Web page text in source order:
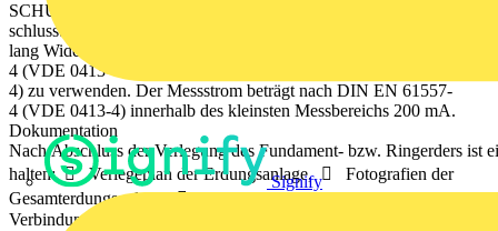
Signify
SCHUTZMASSNAHMEN 3 95
schlussteilen durchgeführt werden. Die Messungen mussten bis-
lang Widerstandswerte ≤ 1 Ω aufweisen. In der neuen Ausgabe
4 (VDE 0413-
4) zu verwenden. Der Messstrom beträgt nach DIN EN 61557-
4 (VDE 0413-4) innerhalb des kleinsten Messbereichs 200 mA.
Dokumentation
Nach Abschluss der Verlegung des Fundament- bzw. Ringerders
halten:  Verlegeplan der Erdungsanlage,  Fotografien der
Gesamterdungsanlage,  Detailaufnahmen von
Verbindungsstellen, z. B. zu Haupterdungs- schienen,